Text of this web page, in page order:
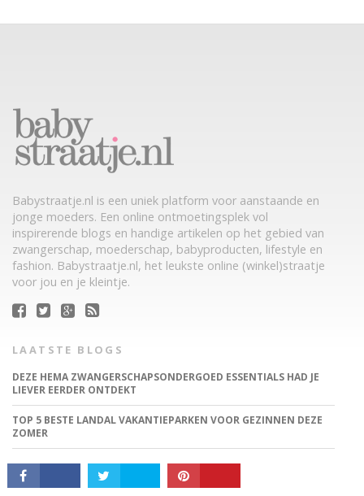
CONNECT
VAN TRADITIONELE GIPSBUIK NAAR MODERN
ZWANGERSCHAPSBEELDJE
DIT HEMA BUITENSPEELGOED VEROVERT DEZE ZOMER
SALE BIJ PRÉNATAL: SHOP NU TOT 50% KORTING
ORIGINEEL BRIEVENBUS KRAAMCADEAU: VERRAS KERSVERSE
OUDERS
ZOEKEN
CONTACT
53X BABY MERKKLEDING SALE EN OUTLET WEBSHOPS
GRATIS BABYDOZEN EN ZWANGERSCHAPSBOXEN
40X BABY ROMPERS: LEUKE HIPPE ROMPERTJES & INFO